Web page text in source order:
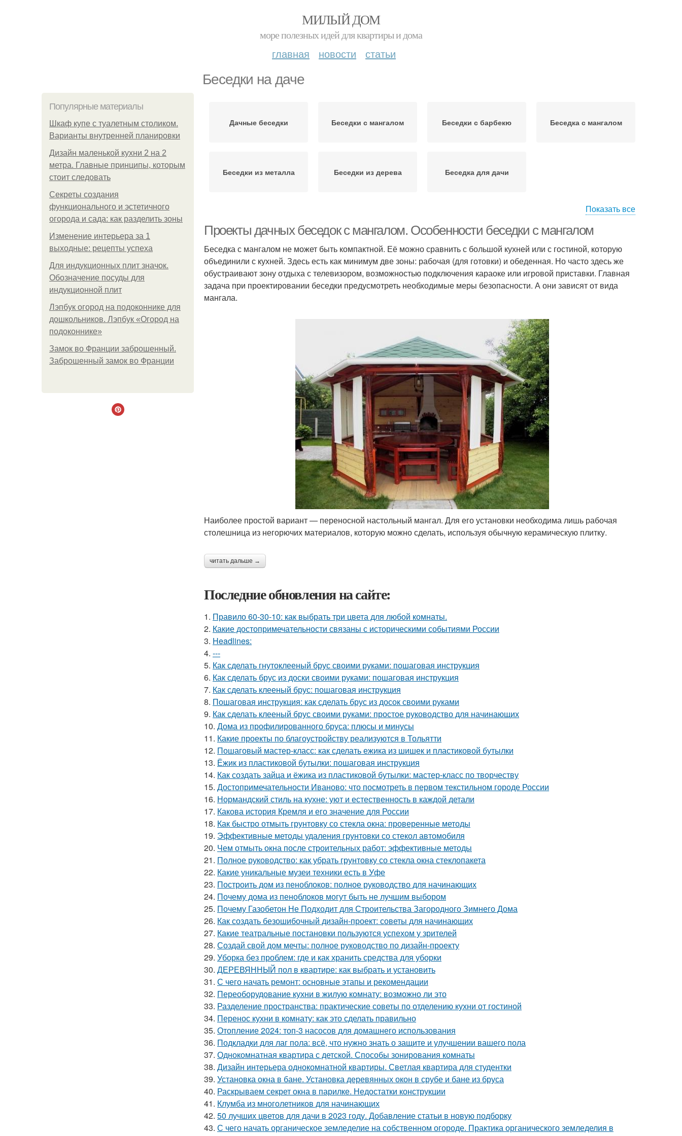
МИЛЫЙ ДОМ
море полезных идей для квартиры и дома
главная новости статьи
Беседки на даче
Популярные материалы
Шкаф купе с туалетным столиком.
Варианты внутренней планировки
Дизайн маленькой кухни 2 на 2
метра. Главные принципы, которым
стоит следовать
Секреты создания
функционального и эстетичного
огорода и сада: как разделить зоны
Изменение интерьера за 1
выходные: рецепты успеха
Для индукционных плит значок.
Обозначение посуды для
индукционной плит
Лэпбук огород на подоконнике для
дошкольников. Лэпбук «Огород на
подоконнике»
Замок во Франции заброшенный.
Заброшенный замок во Франции
Дачные беседки Беседки с мангалом Беседки с барбекю Беседка с мангалом
Беседки из металла Беседки из дерева Беседка для дачи
Показать все
Проекты дачных беседок с мангалом. Особенности беседки с мангалом
Беседка с мангалом не может быть компактной. Её можно сравнить с большой кухней или с гостиной, которую
объединили с кухней. Здесь есть как минимум две зоны: рабочая (для готовки) и обеденная. Но часто здесь же
обустраивают зону отдыха с телевизором, возможностью подключения караоке или игровой приставки. Главная
задача при проектировании беседки предусмотреть необходимые меры безопасности. А они зависят от вида
мангала.
Наиболее простой вариант — переносной настольный мангал. Для его установки необходима лишь рабочая
столешница из негорючих материалов, которую можно сделать, используя обычную керамическую плитку.
читать дальше →
Последние обновления на сайте:
1. Правило 60-30-10: как выбрать три цвета для любой комнаты.
2. Какие достопримечательности связаны с историческими событиями России
3. Headlines:
4. ---
5. Как сделать гнутоклееный брус своими руками: пошаговая инструкция
6. Как сделать брус из доски своими руками: пошаговая инструкция
7. Как сделать клееный брус: пошаговая инструкция
8. Пошаговая инструкция: как сделать брус из досок своими руками
9. Как сделать клееный брус своими руками: простое руководство для начинающих
10. Дома из профилированного бруса: плюсы и минусы
11. Какие проекты по благоустройству реализуются в Тольятти
12. Пошаговый мастер-класс: как сделать ежика из шишек и пластиковой бутылки
13. Ёжик из пластиковой бутылки: пошаговая инструкция
14. Как создать зайца и ёжика из пластиковой бутылки: мастер-класс по творчеству
15. Достопримечательности Иваново: что посмотреть в первом текстильном городе России
16. Нормандский стиль на кухне: уют и естественность в каждой детали
17. Какова история Кремля и его значение для России
18. Как быстро отмыть грунтовку со стекла окна: проверенные методы
19. Эффективные методы удаления грунтовки со стекол автомобиля
20. Чем отмыть окна после строительных работ: эффективные методы
21. Полное руководство: как убрать грунтовку со стекла окна стеклопакета
22. Какие уникальные музеи техники есть в Уфе
23. Построить дом из пеноблоков: полное руководство для начинающих
24. Почему дома из пеноблоков могут быть не лучшим выбором
25. Почему Газобетон Не Подходит для Строительства Загородного Зимнего Дома
26. Как создать безошибочный дизайн-проект: советы для начинающих
27. Какие театральные постановки пользуются успехом у зрителей
28. Создай свой дом мечты: полное руководство по дизайн-проекту
29. Уборка без проблем: где и как хранить средства для уборки
30. ДЕРЕВЯННЫЙ пол в квартире: как выбрать и установить
31. С чего начать ремонт: основные этапы и рекомендации
32. Переоборудование кухни в жилую комнату: возможно ли это
33. Разделение пространства: практические советы по отделению кухни от гостиной
34. Перенос кухни в комнату: как это сделать правильно
35. Отопление 2024: топ-3 насосов для домашнего использования
36. Подкладки для лаг пола: всё, что нужно знать о защите и улучшении вашего пола
37. Однокомнатная квартира с детской. Способы зонирования комнаты
38. Дизайн интерьера однокомнатной квартиры. Светлая квартира для студентки
39. Установка окна в бане. Установка деревянных окон в срубе и бане из бруса
40. Раскрываем секрет окна в парилке. Недостатки конструкции
41. Клумба из многолетников для начинающих
42. 50 лучших цветов для дачи в 2023 году. Добавление статьи в новую подборку
43. С чего начать органическое земледелие на собственном огороде. Практика органического земледелия в